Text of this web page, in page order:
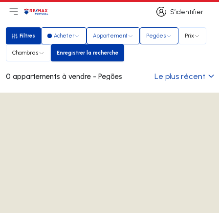
S’identifier
S’identifier
Ouvrir le menu principal
LogoAller à la page d’accueil
Filtres
Filtres Acheter Appartement Pegões Prix
Chambres Enregistrer la recherche
Enregistrer la recherche
0 appartements à vendre - Pegões Le plus récent